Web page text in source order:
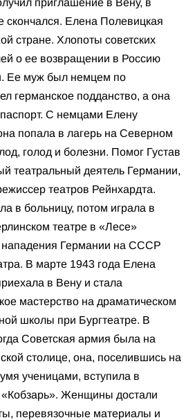
скончался. Елена Полевицкая
стране. Хлопоты советских
о ее возвращении в Россию
Ее муж был немцем по
германское подданство, а она
С немцами Елену
попала в лагерь на Северном
голод и болезни. Помог Густав
театральный деятель Германии,
театров Рейнхардта.
в больницу, потом играла в
театре в «Лесе»
нападения Германии на СССР
В марте 1943 года Елена
в Вену и стала
мастерство на драматическом
школы при Бургтеатре. В
Советская армия была на
столице, она, поселившись на
ученицами, вступила в
«Кобзарь». Женщины достали
перевязочные материалы и